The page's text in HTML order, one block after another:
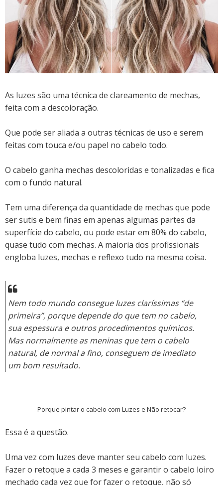
As luzes são uma técnica de clareamento de mechas,
feita com a descoloração.
Que pode ser aliada a outras técnicas de uso e serem
feitas com touca e/ou papel no cabelo todo.
O cabelo ganha mechas descoloridas e tonalizadas e fica
com o fundo natural.
Tem uma diferença da quantidade de mechas que pode
ser sutis e bem finas em apenas algumas partes da
superfície do cabelo, ou pode estar em 80% do cabelo,
quase tudo com mechas. A maioria dos profissionais
engloba luzes, mechas e reflexo tudo na mesma coisa.
Nem todo mundo consegue luzes claríssimas “de
primeira”, porque depende do que tem no cabelo,
sua espessura e outros procedimentos químicos.
Mas normalmente as meninas que tem o cabelo
natural, de normal a fino, conseguem de imediato
um bom resultado.
Porque pintar o cabelo com Luzes e Não retocar?
Essa é a questão.
Uma vez com luzes deve manter seu cabelo com luzes.
Fazer o retoque a cada 3 meses e garantir o cabelo loiro
mechado cada vez que for fazer o retoque, não só